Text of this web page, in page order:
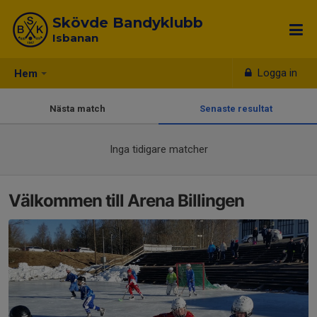
Hem Logga in
Skövde Bandyklubb
Isbanan
Nästa match Senaste resultat
Inga tidigare matcher
Välkommen till Arena Billingen